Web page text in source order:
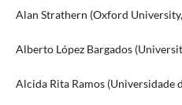
Alan Strathern (Oxford
Alberto López Bargados
Alcida Rita Ramos (Universidade